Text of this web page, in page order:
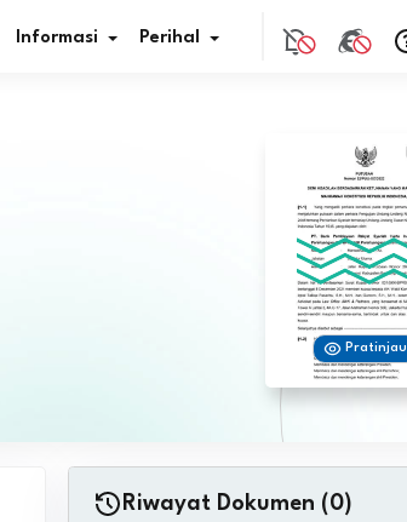
Informasi
Penghargaan JDIH
Perihal
Pratinjau
Riwayat Dokumen (0)